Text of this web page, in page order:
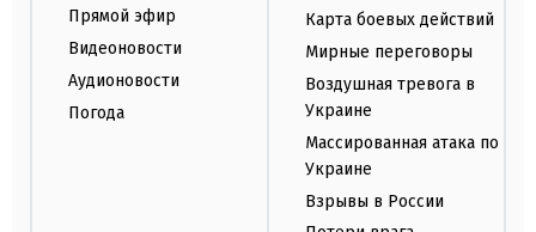
Прямой эфир
Видеоновости
Аудионовости
Погода
Карта боевых действий
Мирные переговоры
Воздушная тревога в
Украине
Массированная атака по
Украине
Взрывы в России